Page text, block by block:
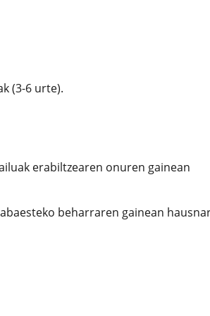
(3-6 urte).
erabiltzearen onuren gainean
beharraren gainean